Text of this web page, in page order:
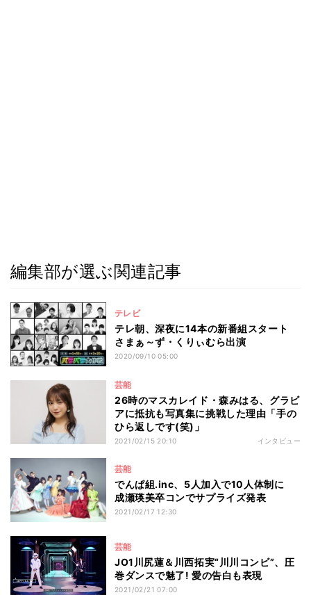
編集部が選ぶ関連記事
テレビ
テレ朝、深夜に14本の新番組スタート
さまぁ～ず・くりぃむら出演
2020/09/10 05:00
芸能
26時のマスカレイド・森みはる、グラビ
アに抵抗も写真集に挑戦した理由「手の
ひら返しです(笑)」
2021/02/15 20:10 インタビュー
芸能
でんぱ組.inc、5人加入で10人体制に
成瀬瑛美卒コンでサプライズ発表
2021/02/17 12:30
芸能
JO1川尻蓮＆川西拓実“川川コンビ”、圧
巻ダンスで魅了! 愛の告白も表現
2021/02/21 07:00